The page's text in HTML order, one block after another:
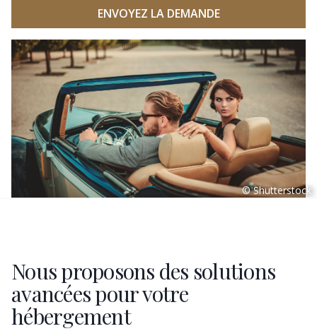
© Shutterstock
Nous proposons des solutions
avancées pour votre
hébergement